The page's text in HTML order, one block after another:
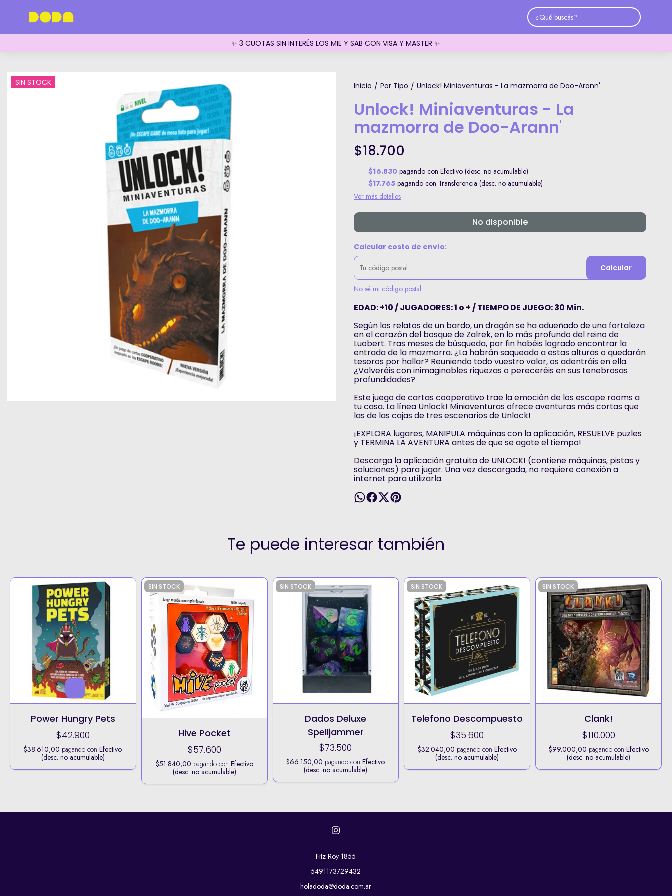
✨ 3 CUOTAS SIN INTERÉS LOS MIE Y SAB CON VISA Y MASTER ✨
SIN STOCK Inicio / Por Tipo / Unlock! Miniaventuras - La mazmorra de Doo-Arann'
Unlock! Miniaventuras - La
mazmorra de Doo-Arann'
$18.700
$16.830 pagando con Efectivo (desc. no acumulable)
$17.765 pagando con Transferencia (desc. no acumulable)
Ver más detalles
No disponible
Calcular costo de envío:
Calcular
No sé mi código postal
EDAD: +10 / JUGADORES: 1 o + / TIEMPO DE JUEGO: 30 Min.
Según los relatos de un bardo, un dragón se ha adueñado de una fortaleza
en el corazón del bosque de Zalrek, en lo más profundo del reino de
Luobert. Tras meses de búsqueda, por fin habéis logrado encontrar la
entrada de la mazmorra. ¿La habrán saqueado a estas alturas o quedarán
tesoros por hallar? Reuniendo todo vuestro valor, os adentráis en ella.
¿Volveréis con inimaginables riquezas o pereceréis en sus tenebrosas
profundidades?
Este juego de cartas cooperativo trae la emoción de los escape rooms a
tu casa. La línea Unlock! Miniaventuras ofrece aventuras más cortas que
las de las cajas de tres escenarios de Unlock!
¡EXPLORA lugares, MANIPULA máquinas con la aplicación, RESUELVE puzles
y TERMINA LA AVENTURA antes de que se agote el tiempo!
Descarga la aplicación gratuita de UNLOCK! (contiene máquinas, pistas y
soluciones) para jugar. Una vez descargada, no requiere conexión a
internet para utilizarla.
Te puede interesar también
Power Hungry Pets
$42.900
$38.610,00 pagando conEfectivo
(desc. no acumulable)
SIN STOCK
Hive Pocket
$57.600
$51.840,00 pagando con Efectivo
(desc. no acumulable)
SIN STOCK
Dados Deluxe
Spelljammer
$73.500
$66.150,00 pagando conEfectivo
(desc. no acumulable)
SIN STOCK
Telefono Descompuesto
$35.600
$32.040,00 pagando con Efectivo
(desc. no acumulable)
SIN STOCK
Clank!
$110.000
$99.000,00 pagando con Efectivo
(desc. no acumulable)
Fitz Roy 1855
5491173729432
holadoda@doda.com.ar